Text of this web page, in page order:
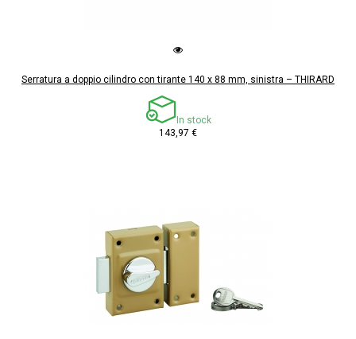
Serratura a doppio cilindro con tirante 140 x 88 mm, sinistra – THIRARD
In stock
143,97 €